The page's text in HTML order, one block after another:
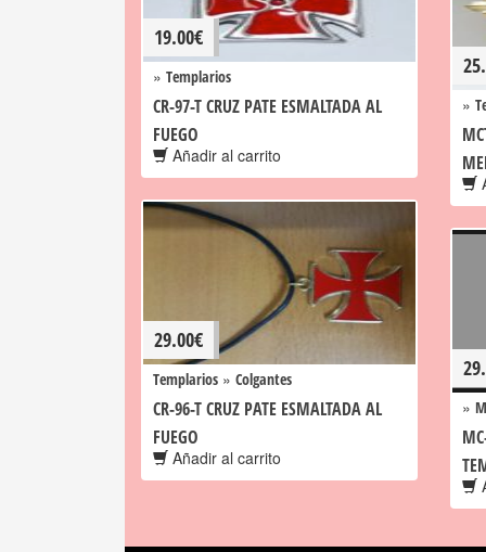
19.00€
» Templarios
CR-97-T CRUZ PATE ESMALTADA AL
FUEGO
Añadir al carrito
»
29.00€
Templarios » Colgantes
CR-96-T CRUZ PATE ESMALTADA AL
FUEGO
Añadir al carrito
»